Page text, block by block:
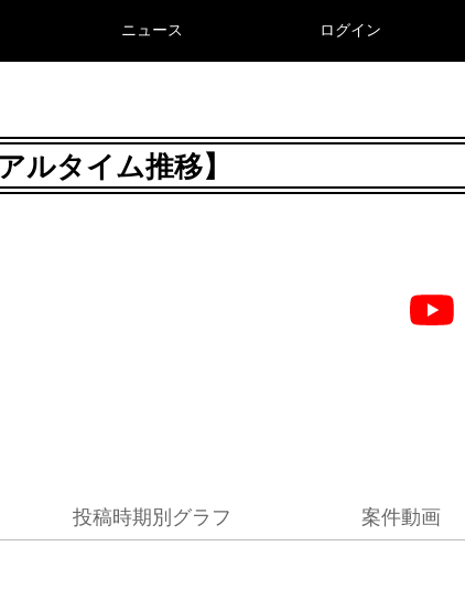
ニュース ログイン
ルタイム推移】
投稿時期別グラフ 案件動画